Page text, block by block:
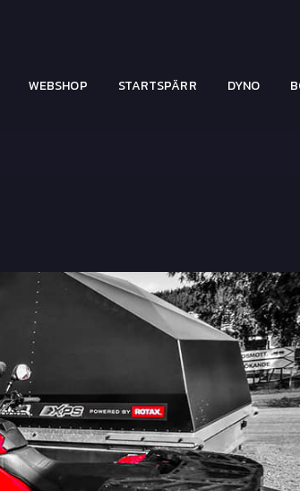
WEBSHOP STARTSPÄRR DYNO